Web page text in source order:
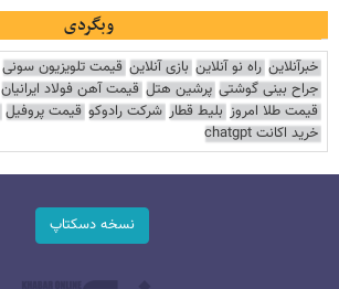
وبگردی
خبرآنلاین راه نو آنلاین بازی آنلاین قیمت تلویزیون سونی
جراح بینی گوشتی پرشین هتل قیمت آهن فولاد ایرانیان
قیمت طلا امروز بلیط قطار شرکت رادوکو قیمت پروفیل
خرید اکانت chatgpt
نسخه دسکتاپ